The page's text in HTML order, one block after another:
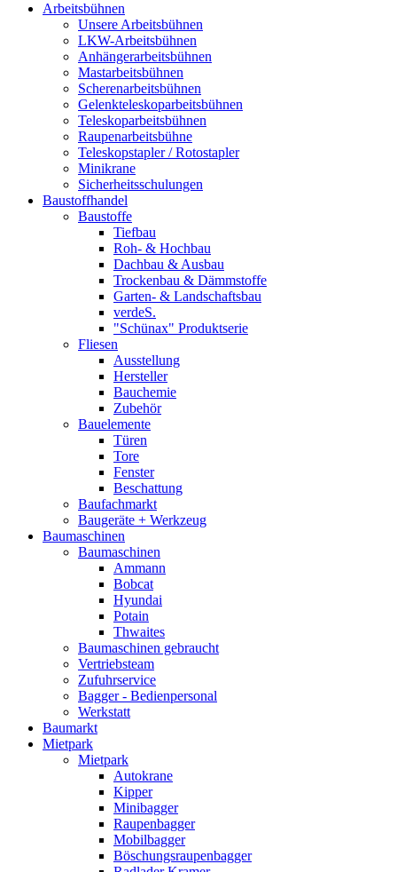
Arbeitsbühnen
Unsere Arbeitsbühnen
LKW-Arbeitsbühnen
Anhängerarbeitsbühnen
Mastarbeitsbühnen
Scherenarbeitsbühnen
Gelenkteleskoparbeitsbühnen
Teleskoparbeitsbühnen
Raupenarbeitsbühne
Teleskopstapler / Rotostapler
Minikrane
Sicherheitsschulungen
Baustoffhandel
Baustoffe
Tiefbau
Roh- & Hochbau
Dachbau & Ausbau
Trockenbau & Dämmstoffe
Garten- & Landschaftsbau
verdeS.
"Schünax" Produktserie
Fliesen
Ausstellung
Hersteller
Bauchemie
Zubehör
Bauelemente
Türen
Tore
Fenster
Beschattung
Baufachmarkt
Baugeräte + Werkzeug
Baumaschinen
Baumaschinen
Ammann
Bobcat
Hyundai
Potain
Thwaites
Baumaschinen gebraucht
Vertriebsteam
Zufuhrservice
Bagger - Bedienpersonal
Werkstatt
Baumarkt
Mietpark
Mietpark
Autokrane
Kipper
Minibagger
Raupenbagger
Mobilbagger
Böschungsraupenbagger